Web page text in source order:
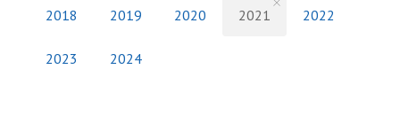
2018 2019 2020 2021 2022
2023 2024